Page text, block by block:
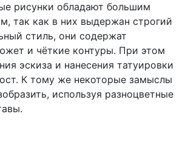
рисунки обладают большим
так как в них выдержан строгий
стиль, они содержат
и чёткие контуры. При этом
эскиза и нанесения татуировки
К тому же некоторые замыслы
используя разноцветные